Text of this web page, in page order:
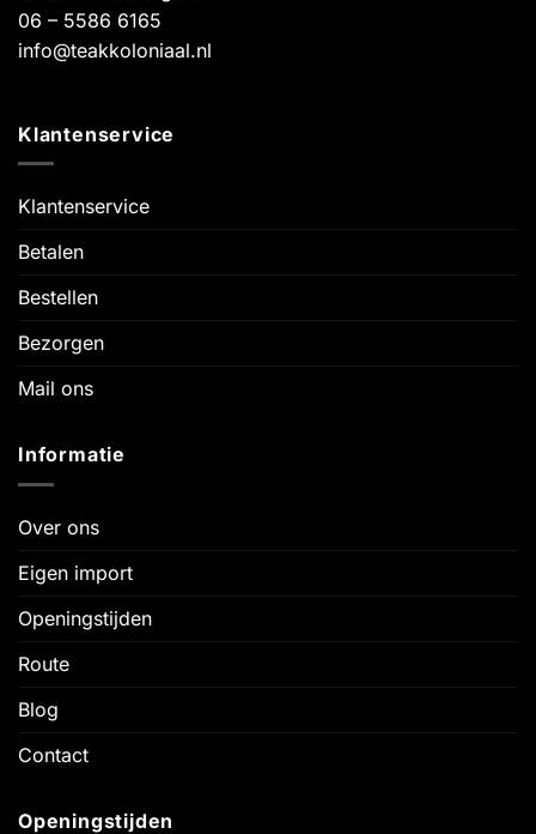
06 – 5586 6165
info@teakkoloniaal.nl
Klantenservice
Klantenservice
Betalen
Bestellen
Bezorgen
Mail ons
Informatie
Over ons
Eigen import
Openingstijden
Route
Blog
Contact
Openingstijden